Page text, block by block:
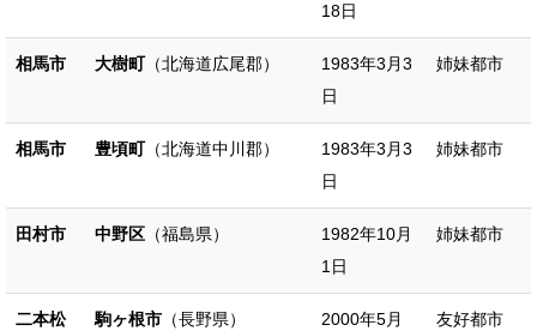
18日
相馬市 大樹町 （北海道広尾郡）
1983年3月3
日
姉妹都市
相馬市 豊頃町 （北海道中川郡）
1983年3月3
日
姉妹都市
田村市 中野区 （福島県）
1982年10月
1日
姉妹都市
二本松
駒ヶ根市 （長野県）
2000年5月
友好都市